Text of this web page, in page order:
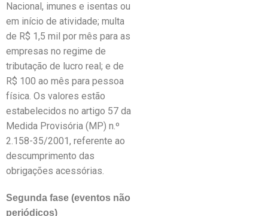
Nacional, imunes e isentas ou
em início de atividade; multa
de R$ 1,5 mil por mês para as
empresas no regime de
tributação de lucro real; e de
R$ 100 ao mês para pessoa
física. Os valores estão
estabelecidos no artigo 57 da
Medida Provisória (MP) n.º
2.158-35/2001, referente ao
descumprimento das
obrigações acessórias.
Segunda fase (eventos não
periódicos)